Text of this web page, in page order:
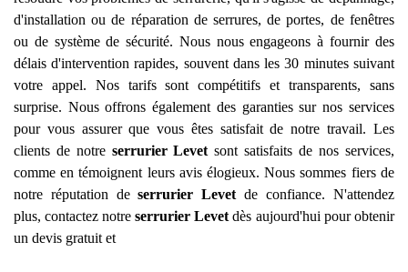
d'installation ou de réparation de serrures, de portes, de fenêtres
ou de système de sécurité. Nous nous engageons à fournir des
délais d'intervention rapides, souvent dans les 30 minutes suivant
votre appel. Nos tarifs sont compétitifs et transparents, sans
surprise. Nous offrons également des garanties sur nos services
pour vous assurer que vous êtes satisfait de notre travail. Les
clients de notre serrurier Levet sont satisfaits de nos services,
comme en témoignent leurs avis élogieux. Nous sommes fiers de
notre réputation deserrurier Levet de confiance. N'attendez
plus, contactez notreserrurier Levet dès aujourd'hui pour obtenir
un devis gratuit et